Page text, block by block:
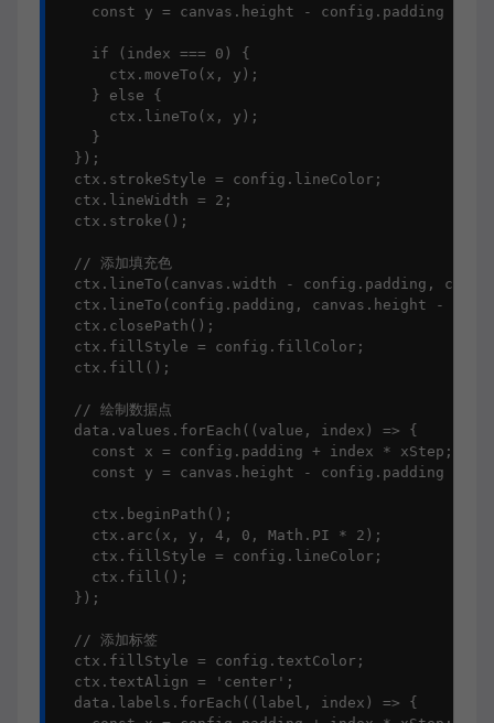
const y = canvas.height - config.padding -
    if (index === 0) {
      ctx.moveTo(x, y);
    } else {
      ctx.lineTo(x, y);
    }
  });
  ctx.strokeStyle = config.lineColor;
  ctx.lineWidth = 2;
  ctx.stroke();
  // 添加填充色
ctx.lineTo(canvas.width - config.padding,
ctx.lineTo(config.padding, canvas.height -
  ctx.closePath();
  ctx.fillStyle = config.fillColor;
  ctx.fill();
  // 绘制数据点
  data.values.forEach((value, index) => {
    const x = config.padding + index * xStep;
const y = canvas.height - config.padding -
    ctx.beginPath();
    ctx.arc(x, y, 4, 0, Math.PI * 2);
    ctx.fillStyle = config.lineColor;
    ctx.fill();
  });
  // 添加标签
  ctx.fillStyle = config.textColor;
  ctx.textAlign = 'center';
  data.labels.forEach((label, index) => {